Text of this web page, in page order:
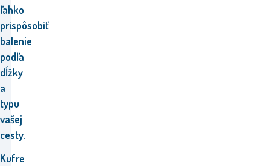
ľahko
prispôsobiť
balenie
podľa
dĺžky
a
typu
vašej
cesty.
Kufre